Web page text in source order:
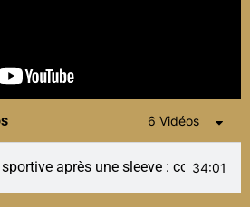
6 Vidéos
après une sleeve : comment
34:01